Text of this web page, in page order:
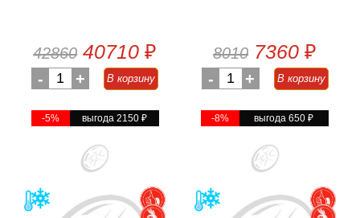
42860 40710 ₽
- 1 + В корзину
-5% выгода 2150 ₽
8010 7360 ₽
- 1 + В корзину
-8% выгода 650₽